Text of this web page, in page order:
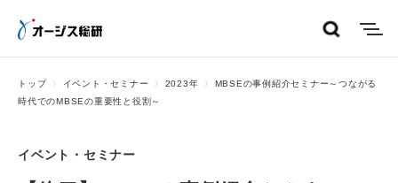
トップ イベント・セミナー 2023年
MBSEの事例紹介セミナー～つながる
時代でのMBSEの重要性と役割～
イベント・セミナー